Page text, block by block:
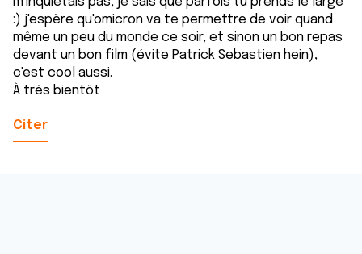
:) j'espère qu'omicron va te permettre de voir quand
même un peu du monde ce soir, et sinon un bon repas
devant un bon film (évite Patrick Sebastien hein),
c'est cool aussi.
À très bientôt
Citer